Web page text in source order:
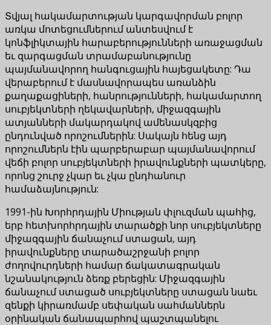
Տվյալ հակամարտության կարգավորման բոլոր
առկա մոտեցումներում անտեսվում է
կոնֆլիկտային հարաբերությունների առաջացման
եւ զարգացման տրամաբանությունը
պայմանավորող հանգուցային հայեցակետը: Դա
վերաբերում է մասնավորապես առանձին
քաղաքացիների, հանրությունների, հակամարտող
սուբյեկտների ղեկավարների, միջազգային
ատյանների մակարդակով ամենասկզբից
ընդունված որոշումներին: Սակայն հենց այդ
որոշումներն էին պարբերաբար պայմանավորում
վեճի բոլոր սուբյեկտների իրավունքների պատկերը,
որոնց շուրջ չկար եւ չկա ընդհանուր
համաձայնություն:
1991-ին Խորհրդային Միության փլուզման պահից,
երբ հետխորհրդային տարածքի նոր սուբյեկտները
միջազգային ճանաչում ստացան, այդ
իրավունքները տարածաշրջանի բոլոր
ժողովուրդների համար ճակատագրական
նշանակություն ձեռք բերեցին: Միջազգային
ճանաչում ստացած սուբյեկտները ստացան նաեւ
զենքի կիրառմամբ սեփական սահմաններն
օրինական ճանապարհով պաշտպանելու